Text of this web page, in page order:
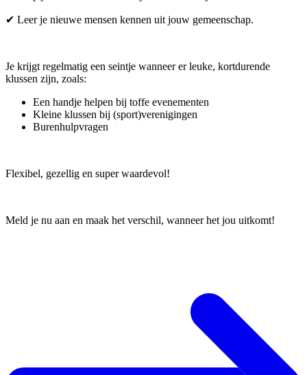
✔ Leer je nieuwe mensen kennen uit jouw gemeenschap.
Je krijgt regelmatig een seintje wanneer er leuke, kortdurende
klussen zijn, zoals:
Een handje helpen bij toffe evenementen
Kleine klussen bij (sport)verenigingen
Burenhulpvragen
Flexibel, gezellig en super waardevol!
Meld je nu aan en maak het verschil, wanneer het jou uitkomt!